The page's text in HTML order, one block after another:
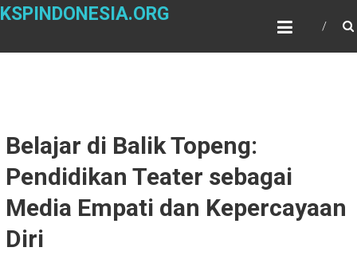
Skip
KSPINDONESIA.ORG
Belajar di Balik Topeng:
Pendidikan Teater sebagai
Media Empati dan Kepercayaan
Diri